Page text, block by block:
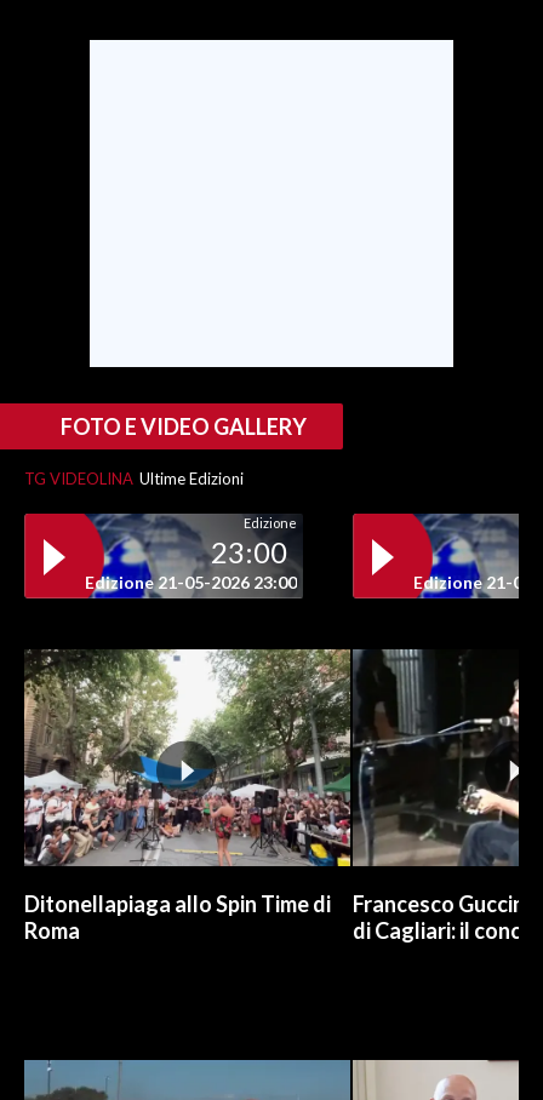
NECROLOGI
PUBBLICITÀ
SPIAGGE
STORE
FOTO E VIDEO GALLERY
TG VIDEOLINA Ultime Edizioni
Edizione
23:00
Edizione 21-05-2026 23:00 Edizione 21-05-
Ditonellapiaga allo Spin Time di
Roma
Francesco Guccini
di Cagliari: il